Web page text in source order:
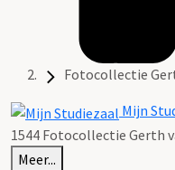
Fotocollectie
Mijn
1544 Fotocollectie Gerth
Meer...